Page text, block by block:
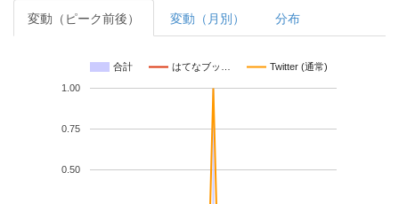
変動（ピーク前後） 変動（月別） 分布
合計 はてなブッ… Twitter (通常)
0.50
0.75
1.00